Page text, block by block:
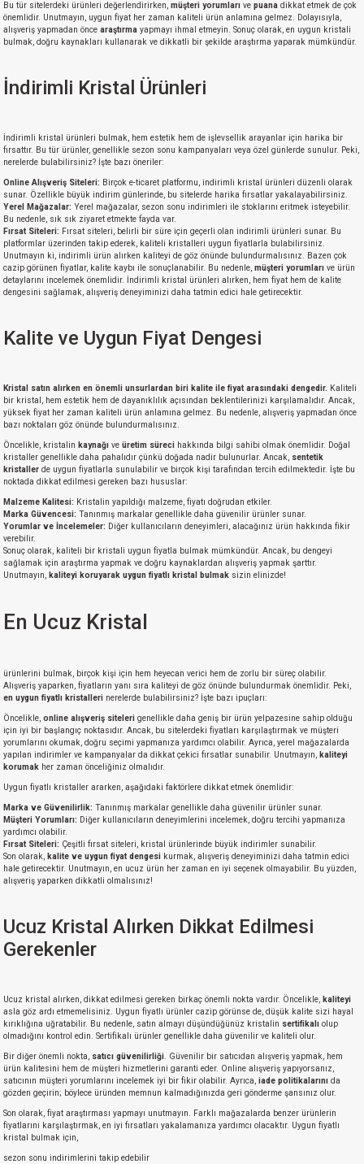
Bu tür sitelerdeki ürünleri değerlendirirken, müşteri yorumları ve puana dikkat etmek de çok
önemlidir. Unutmayın, uygun fiyat her zaman kaliteli ürün anlamına gelmez. Dolayısıyla,
alışveriş yapmadan önce araştırma yapmayı ihmal etmeyin. Sonuç olarak, en uygun kristali
bulmak, doğru kaynakları kullanarak ve dikkatli bir şekilde araştırma yaparak mümkündür.
İndirimli Kristal Ürünleri
İndirimli kristal ürünleri bulmak, hem estetik hem de işlevsellik arayanlar için harika bir
fırsattır. Bu tür ürünler, genellikle sezon sonu kampanyaları veya özel günlerde sunulur. Peki,
nerelerde bulabilirsiniz? İşte bazı öneriler:
Online Alışveriş Siteleri: Birçok e-ticaret platformu, indirimli kristal ürünleri düzenli olarak
sunar. Özellikle büyük indirim günlerinde, bu sitelerde harika fırsatlar yakalayabilirsiniz.
Yerel Mağazalar: Yerel mağazalar, sezon sonu indirimleri ile stoklarını eritmek isteyebilir.
Bu nedenle, sık sık ziyaret etmekte fayda var.
Fırsat Siteleri: Fırsat siteleri, belirli bir süre için geçerli olan indirimli ürünleri sunar. Bu
platformlar üzerinden takip ederek, kaliteli kristalleri uygun fiyatlarla bulabilirsiniz.
Unutmayın ki, indirimli ürün alırken kaliteyi de göz önünde bulundurmalısınız. Bazen çok
cazip görünen fiyatlar, kalite kaybı ile sonuçlanabilir. Bu nedenle, müşteri yorumları ve ürün
detaylarını incelemek önemlidir. İndirimli kristal ürünleri alırken, hem fiyat hem de kalite
dengesini sağlamak, alışveriş deneyiminizi daha tatmin edici hale getirecektir.
Kalite ve Uygun Fiyat Dengesi
Kristal satın alırken en önemli unsurlardan biri kalite ile fiyat arasındaki dengedir. Kaliteli
bir kristal, hem estetik hem de dayanıklılık açısından beklentilerinizi karşılamalıdır. Ancak,
yüksek fiyat her zaman kaliteli ürün anlamına gelmez. Bu nedenle, alışveriş yapmadan önce
bazı noktaları göz önünde bulundurmalısınız.
Öncelikle, kristalin kaynağı ve üretim süreci hakkında bilgi sahibi olmak önemlidir. Doğal
kristaller genellikle daha pahalıdır çünkü doğada nadir bulunurlar. Ancak, sentetik
kristaller de uygun fiyatlarla sunulabilir ve birçok kişi tarafından tercih edilmektedir. İşte bu
noktada dikkat edilmesi gereken bazı hususlar:
Malzeme Kalitesi: Kristalin yapıldığı malzeme, fiyatı doğrudan etkiler.
Marka Güvencesi: Tanınmış markalar genellikle daha güvenilir ürünler sunar.
Yorumlar ve İncelemeler: Diğer kullanıcıların deneyimleri, alacağınız ürün hakkında fikir
verebilir.
Sonuç olarak, kaliteli bir kristali uygun fiyatla bulmak mümkündür. Ancak, bu dengeyi
sağlamak için araştırma yapmak ve doğru kaynaklardan alışveriş yapmak şarttır.
Unutmayın, kaliteyi koruyarak uygun fiyatlı kristal bulmak sizin elinizde!
En Ucuz Kristal
ürünlerini bulmak, birçok kişi için hem heyecan verici hem de zorlu bir süreç olabilir.
Alışveriş yaparken, fiyatların yanı sıra kaliteyi de göz önünde bulundurmak önemlidir. Peki,
en uygun fiyatlı kristalleri nerelerde bulabilirsiniz? İşte bazı ipuçları:
Öncelikle, online alışveriş siteleri genellikle daha geniş bir ürün yelpazesine sahip olduğu
için iyi bir başlangıç noktasıdır. Ancak, bu sitelerdeki fiyatları karşılaştırmak ve müşteri
yorumlarını okumak, doğru seçimi yapmanıza yardımcı olabilir. Ayrıca, yerel mağazalarda
yapılan indirimler ve kampanyalar da dikkat çekici fırsatlar sunabilir. Unutmayın, kaliteyi
korumak her zaman önceliğiniz olmalıdır.
Uygun fiyatlı kristaller ararken, aşağıdaki faktörlere dikkat etmek önemlidir:
Marka ve Güvenilirlik: Tanınmış markalar genellikle daha güvenilir ürünler sunar.
Müşteri Yorumları: Diğer kullanıcıların deneyimlerini incelemek, doğru tercihi yapmanıza
yardımcı olabilir.
Fırsat Siteleri: Çeşitli fırsat siteleri, kristal ürünlerinde büyük indirimler sunabilir.
Son olarak, kalite ve uygun fiyat dengesi kurmak, alışveriş deneyiminizi daha tatmin edici
hale getirecektir. Unutmayın, en ucuz ürün her zaman en iyi seçenek olmayabilir. Bu yüzden,
alışveriş yaparken dikkatli olmalısınız!
Ucuz Kristal Alırken Dikkat Edilmesi
Gerekenler
Ucuz kristal alırken, dikkat edilmesi gereken birkaç önemli nokta vardır. Öncelikle, kaliteyi
asla göz ardı etmemelisiniz. Uygun fiyatlı ürünler cazip görünse de, düşük kalite sizi hayal
kırıklığına uğratabilir. Bu nedenle, satın almayı düşündüğünüz kristalin sertifikalı olup
olmadığını kontrol edin. Sertifikalı ürünler genellikle daha güvenilir ve kaliteli olur.
Bir diğer önemli nokta, satıcı güvenilirliği. Güvenilir bir satıcıdan alışveriş yapmak, hem
ürün kalitesini hem de müşteri hizmetlerini garanti eder. Online alışveriş yapıyorsanız,
satıcının müşteri yorumlarını incelemek iyi bir fikir olabilir. Ayrıca, iade politikalarını da
gözden geçirin; böylece üründen memnun kalmadığınızda geri gönderme şansınız olur.
Son olarak, fiyat araştırması yapmayı unutmayın. Farklı mağazalarda benzer ürünlerin
fiyatlarını karşılaştırmak, en iyi fırsatları yakalamanıza yardımcı olacaktır. Uygun fiyatlı
kristal bulmak için,
sezon sonu indirimlerini takip edebilir